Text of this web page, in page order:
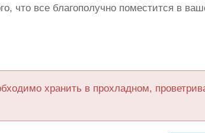
что все благополучно поместится в
хранить в прохладном,